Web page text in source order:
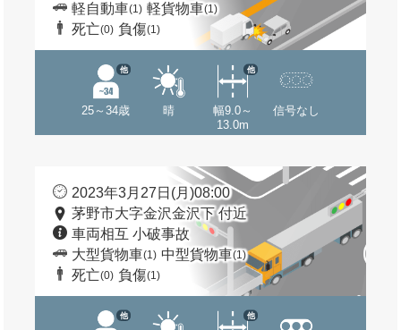
軽自動車(1) 軽貨物車(1)
死亡(0) 負傷(1)
25～34歳
他
晴
幅9.0～
13.0m
他
信号なし
2023年3月27日(月)08:00
茅野市大字金沢金沢下 付近
車両相互 小破事故
大型貨物車(1) 中型貨物車(1)
死亡(0) 負傷(1)
他 他